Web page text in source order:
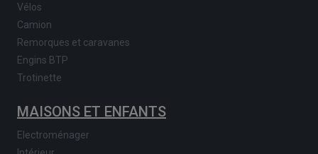
Vélos
Camion
Remorques et caravanes
Engins BTP
Trotinette
MAISONS ET ENFANTS
Electroménager